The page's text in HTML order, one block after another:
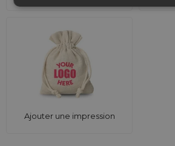
Ajouter une impression